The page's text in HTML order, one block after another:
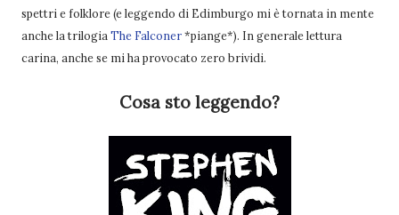
spettri e folklore (e leggendo di Edimburgo mi è tornata in mente
anche la trilogiaThe Falconer*piange*). In generale lettura
carina, anche se mi ha provocato zero brividi.
Cosa sto leggendo?